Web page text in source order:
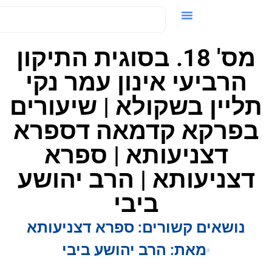
מס' 18. בסוגית התיקון
הרביעי אינון עמר נקי
בשקולא | שיעורים
בפרקא קדמאה דספרא
דצניעותא | ספרא
דצניעותא | הרב יהושע
ביבי
נושאים קשורים: ספרא דצניעותא
מאת:הרב יהושע ביבי